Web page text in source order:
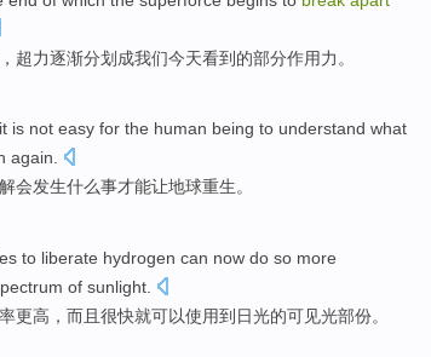
，超力逐渐分划成我们今天看到的部分作用力 。
it is not easy for the human being to understand what
again.
会发生什么事才能让地球重生。
to liberate hydrogen can now do so more
of sunlight
更高 ， 而且 很快就可以使用到日光的可见光部份。